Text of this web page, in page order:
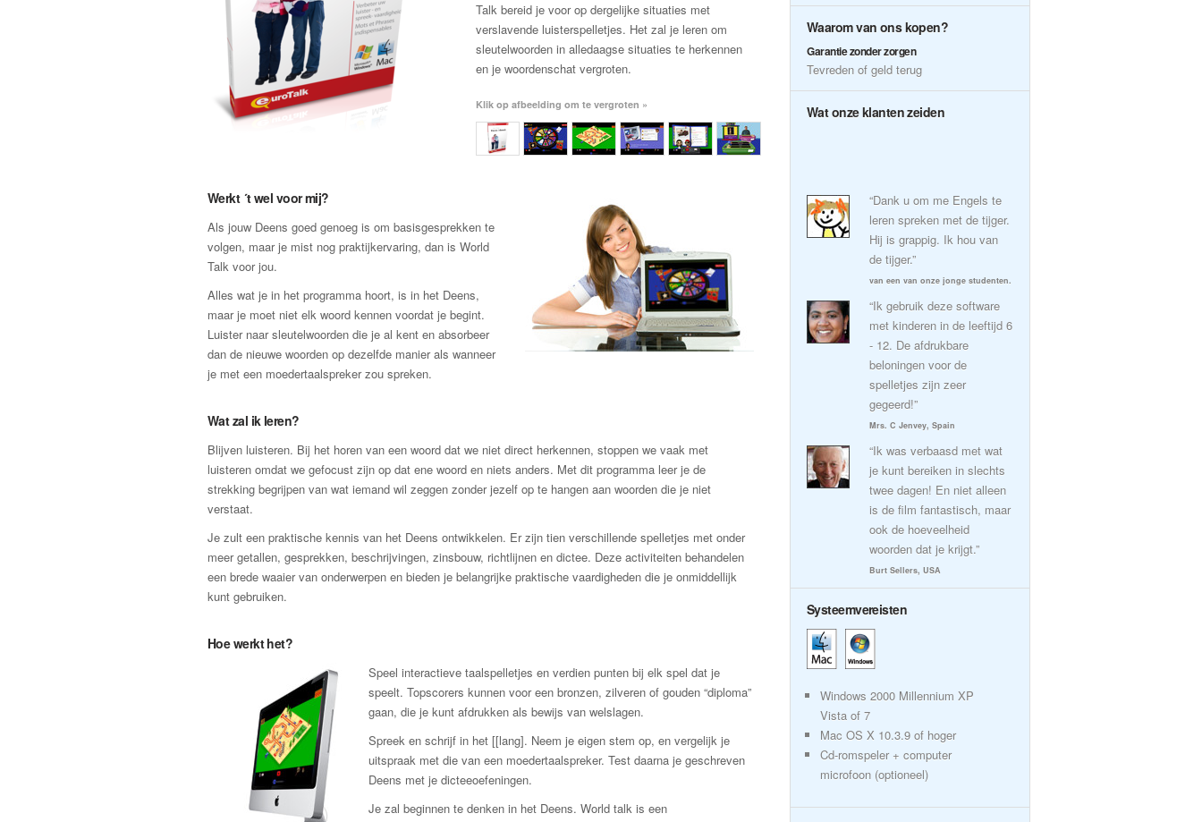
Talk bereid je voor op dergelijke situaties met
verslavende luisterspelletjes. Het zal je leren om
sleutelwoorden in alledaagse situaties te herkennen
en je woordenschat vergroten.
Klik op afbeelding om te vergroten »
Werkt ´t wel voor mij?
Als jouw Deens goed genoeg is om basisgesprekken te
volgen, maar je mist nog praktijkervaring, dan is World
Talk voor jou.
Alles wat je in het programma hoort, is in het Deens,
maar je moet niet elk woord kennen voordat je begint.
Luister naar sleutelwoorden die je al kent en absorbeer
dan de nieuwe woorden op dezelfde manier als wanneer
je met een moedertaalspreker zou spreken.
Wat zal ik leren?
Blijven luisteren. Bij het horen van een woord dat we niet direct herkennen, stoppen we vaak met
luisteren omdat we gefocust zijn op dat ene woord en niets anders. Met dit programma leer je de
strekking begrijpen van wat iemand wil zeggen zonder jezelf op te hangen aan woorden die je niet
verstaat.
Je zult een praktische kennis van het Deens ontwikkelen. Er zijn tien verschillende spelletjes met onder
meer getallen, gesprekken, beschrijvingen, zinsbouw, richtlijnen en dictee. Deze activiteiten behandelen
een brede waaier van onderwerpen en bieden je belangrijke praktische vaardigheden die je onmiddellijk
kunt gebruiken.
Hoe werkt het?
Speel interactieve taalspelletjes en verdien punten bij elk spel dat je
speelt. Topscorers kunnen voor een bronzen, zilveren of gouden “diploma”
gaan, die je kunt afdrukken als bewijs van welslagen.
Spreek en schrijf in het [[lang]. Neem je eigen stem op, en vergelijk je
uitspraak met die van een moedertaalspreker. Test daarna je geschreven
Deens met je dicteeoefeningen.
Je zal beginnen te denken in het Deens. World talk is een
Waarom van ons kopen?
Garantie zonder zorgen
Tevreden of geld terug
Wat onze klanten zeiden
“Dank u om me Engels te
leren spreken met de tijger.
Hij is grappig. Ik hou van
de tijger.”
van een van onze jonge studenten.
“Ik gebruik deze software
met kinderen in de leeftijd 6
- 12. De afdrukbare
beloningen voor de
spelletjes zijn zeer
gegeerd!”
Mrs. C Jenvey, Spain
“Ik was verbaasd met wat
je kunt bereiken in slechts
twee dagen! En niet alleen
is de film fantastisch, maar
ook de hoeveelheid
woorden dat je krijgt.”
Burt Sellers, USA
Systeemvereisten
Windows 2000 Millennium XP
Vista of 7
Mac OS X 10.3.9 of hoger
Cd-romspeler + computer
microfoon (optioneel)